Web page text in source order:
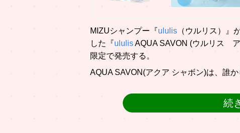
MIZUシャンプー『 ululis （ウルリス）』
した『 ululisAQUA SAVON (ウルリス
限定で発売する。
AQUA SAVON(アクア シャボン)は、誰
続